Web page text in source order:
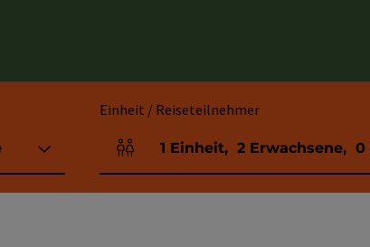
Einheit / Reiseteilnehmer
Einheitenanzahl und Personenfelder
1 Einheit, 2 Erwachsene, 0